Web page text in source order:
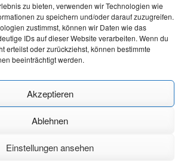
zu bieten, verwenden wir Technologien wie
zu speichern und/oder darauf zuzugreifen.
zustimmst, können wir Daten wie das
IDs auf dieser Website verarbeiten. Wenn du
erteilst oder zurückziehst, können bestimmte
beeinträchtigt werden.
Akzeptieren
Ablehnen
Einstellungen ansehen
Stadtpfarrkirche St. Magdalena